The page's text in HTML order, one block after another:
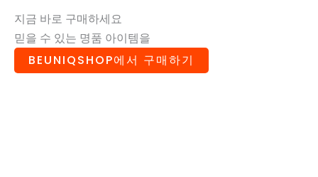
지금 바로 구매하세요
믿을 수 있는 명품 아이템을
BEUNIQSHOP에서 구매하기